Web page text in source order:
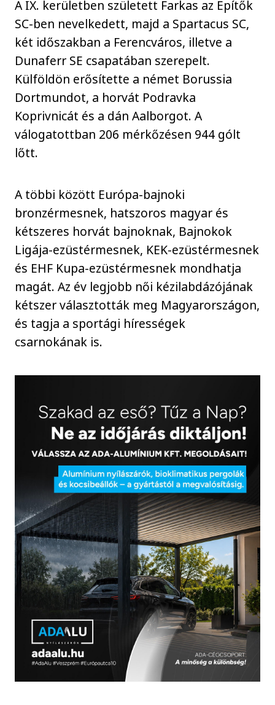
A IX. kerületben született Farkas az Építők
SC-ben nevelkedett, majd a Spartacus SC,
két időszakban a Ferencváros, illetve a
Dunaferr SE csapatában szerepelt.
Külföldön erősítette a német Borussia
Dortmundot, a horvát Podravka
Koprivnicát és a dán Aalborgot. A
válogatottban 206 mérkőzésen 944 gólt
lőtt.
A többi között Európa-bajnoki
bronzérmesnek, hatszoros magyar és
kétszeres horvát bajnoknak, Bajnokok
Ligája-ezüstérmesnek, KEK-ezüstérmesnek
és EHF Kupa-ezüstérmesnek mondhatja
magát. Az év legjobb női kézilabdázójának
kétszer választották meg Magyarországon,
és tagja a sportági hírességek
csarnokának is.